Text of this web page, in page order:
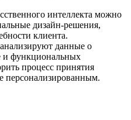
интеллекта можно
дизайн-решения,
клиента.
данные о
и функциональных
процесс принятия
персонализированным.